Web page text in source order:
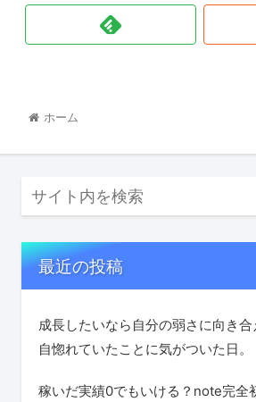
ホーム
最近の投稿
成長したいなら自分の弱さに向き
自惚れていたことに気がついた日。
稼いだ実績0でもいける？note完全